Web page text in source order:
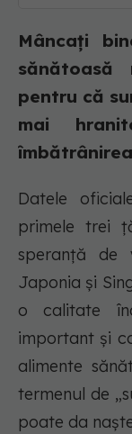
Mâncați
pentru că
mai
Datele
primele trei
speranță de
Japonia și
o calitate
important și
alimente
termenul de
poate da